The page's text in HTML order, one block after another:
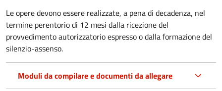
Le opere devono essere realizzate, a pena di decadenza, nel
termine perentorio di 12 mesi dalla ricezione del
provvedimento autorizzatorio espresso o dalla formazione del
silenzio-assenso.
Moduli da compilare e documenti da allegare